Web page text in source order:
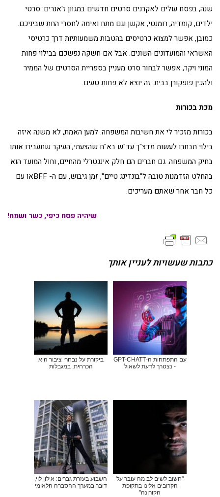
שנה, בפסח עולים לאקרנים סרטים חדשים במגוון ז'אנרים: סרטי
ילדים, קומדיה, רומנטי, אקשן וגם מתח ואימה לחסרי החת שביניכם.
כמובן, אפשר למצוא כרטיסים בהטבות משמעותיות דרך כרטיסי
האשראי והמועדונים השונים. אבל אם חשקה נפשכם בבילוי פחות
המוני ויקר, אפשר לבחור סרט מעניין בספריית הסרטים של הממיר
ולהכין פופקורן בבית. זה יוצא לא פחות טעים.
מכת בכורות
בכורות מזכיר לי את חשיבות המשפחה. למען האמת, לא משנה איזה
בילוי תבחרו לעשות מדצ"ך עד"ש בא"ח שהצעתי, העיקר שתעבירו אותו
בחיק המשפחה. גם חברים הם חלק אינגטרלי מהחיים, וחול המועד הוא
בהחלט הזדמנות טובה ל"בונדינג טיים", זמן גיבוש, עם ה- BFFאו עם
כל חבר אחר שאתם מעריכים.
שיהיה פסח כיפי, כשר ושמח!
כתבות שעשויות לעניין אותך
עם התפתחות ה-GPT-CHATT
- נצטרך לדעת לשאול
ביקורת על נבחרי ציבור היא
הכרחית, במגבלות
"חשוב לשים לב מה עובר על
הקרובים אלינו בתקופת
הקורונה"
השבוע בעזרת גברים: אילון לוי,
דובר במערך ההסברה הלאומי